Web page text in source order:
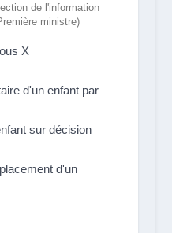
de l'information
ministre)
X
d'un enfant par
sur décision
d'un